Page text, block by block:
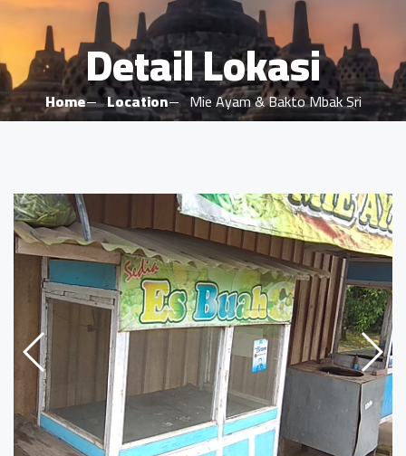
Detail Lokasi
Home Location Mie Ayam & Bakto Mbak Sri